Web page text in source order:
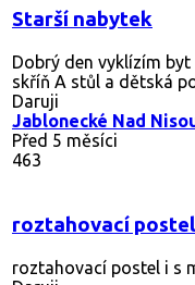
Starší nabytek
Dobrý den vyklízím
skříň A stůl a dětská
Daruji
Jablonecké Nad
Před 5 měsíci
463
roztahovací postel
roztahovací postel i s